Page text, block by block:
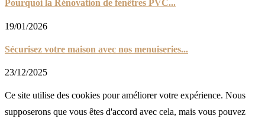
Pourquoi la Rénovation de fenêtres PVC...
19/01/2026
Sécurisez votre maison avec nos menuiseries...
23/12/2025
Ce site utilise des cookies pour améliorer votre expérience. Nous
supposerons que vous êtes d'accord avec cela, mais vous pouvez